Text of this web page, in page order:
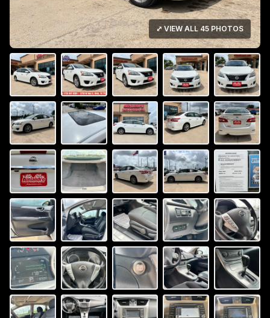
⤢ VIEW ALL 45 PHOTOS